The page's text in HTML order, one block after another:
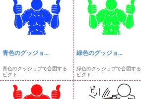
青色のグッジョ...
青色のグッジョブで合図する
ピクト...
緑色のグッジョ...
緑色のグッジョブで合図する
ピクト...